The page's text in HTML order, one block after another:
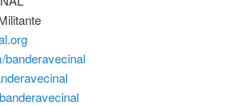
banderavecinal